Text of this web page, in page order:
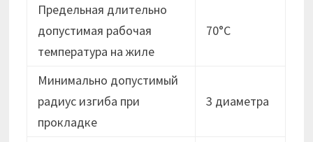
Предельная длительно
допустимая рабочая
температура на жиле
70°C
Минимально допустимый
радиус изгиба при
прокладке
3 диаметра